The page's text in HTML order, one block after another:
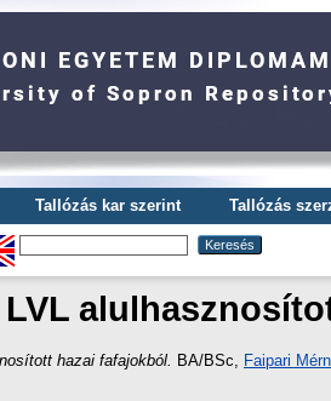
Tallózás kar szerint Tallózás
LVL
hazai fafajokból. BA/BSc,
Faipari